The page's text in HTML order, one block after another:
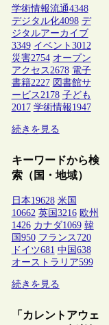
学術情報流通4348
デジタル化4098 デ
ジタルアーカイブ
3349 イベント 3012
災害2754 オープン
アクセス2678 電子
書籍2227 図書館サ
ービス2178 子ども
2017 学術情報1947
続きを見る
キーワードから検
索（国・地域）
日本19628 米国
10662 英国 3216 欧州
1426 カナダ1069 韓
国 950 フランス 720
ドイツ681 中国 638
オーストラリア599
続きを見る
「カレントアウェ